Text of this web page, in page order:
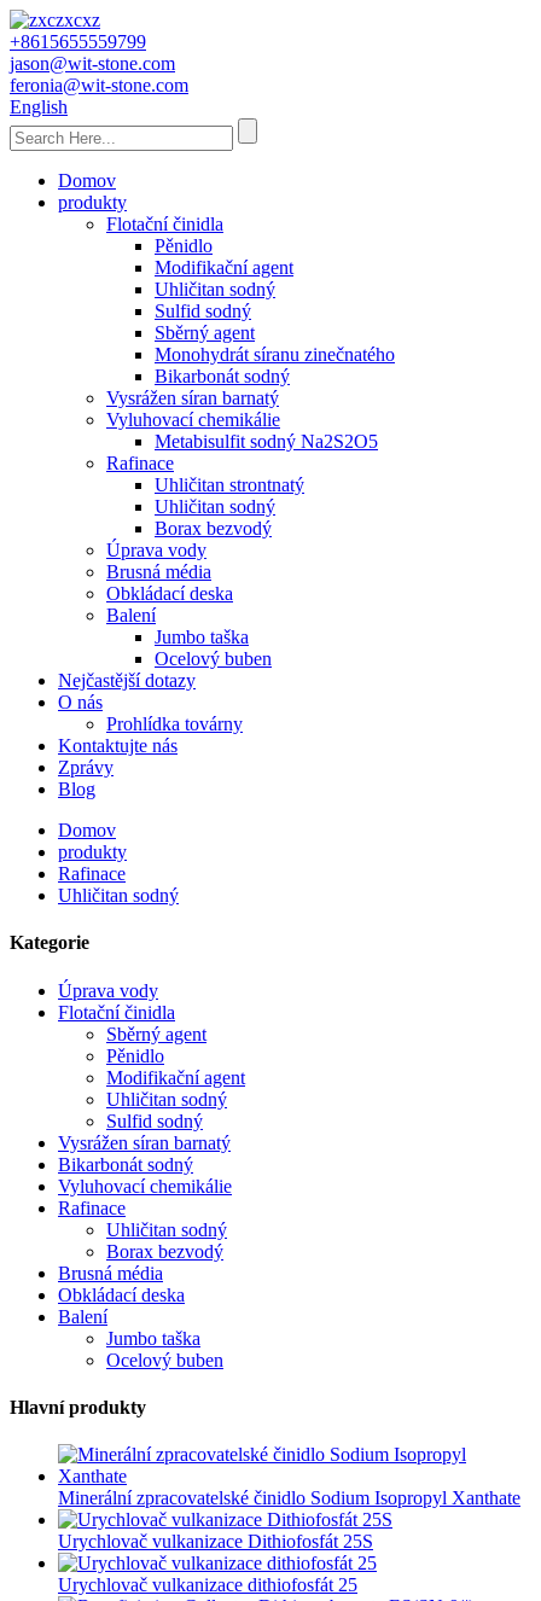
+8615655559799
jason@wit-stone.com
feronia@wit-stone.com
English
Domov
produkty
Flotační činidla
Pěnidlo
Modifikační agent
Uhličitan sodný
Sulfid sodný
Sběrný agent
Monohydrát síranu zinečnatého
Bikarbonát sodný
Vysrážen síran barnatý
Vyluhovací chemikálie
Metabisulfit sodný Na2S2O5
Rafinace
Uhličitan strontnatý
Uhličitan sodný
Borax bezvodý
Úprava vody
Brusná média
Obkládací deska
Balení
Jumbo taška
Ocelový buben
Nejčastější dotazy
O nás
Prohlídka továrny
Kontaktujte nás
Zprávy
Blog
Domov
produkty
Rafinace
Uhličitan sodný
Kategorie
Úprava vody
Flotační činidla
Sběrný agent
Pěnidlo
Modifikační agent
Uhličitan sodný
Sulfid sodný
Vysrážen síran barnatý
Bikarbonát sodný
Vyluhovací chemikálie
Rafinace
Uhličitan sodný
Borax bezvodý
Brusná média
Obkládací deska
Balení
Jumbo taška
Ocelový buben
Hlavní produkty
Minerální zpracovatelské činidlo Sodium Isopropyl Xanthate
Urychlovač vulkanizace Dithiofosfát 25S
Urychlovač vulkanizace dithiofosfát 25